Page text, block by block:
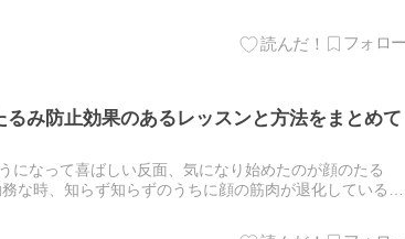
み防止効果のあるレッスンと方法をまとめて
になって喜ばしい反面、気になり始めたのが顔のたる
な時、知らず知らずのうちに顔の筋肉が退化していると